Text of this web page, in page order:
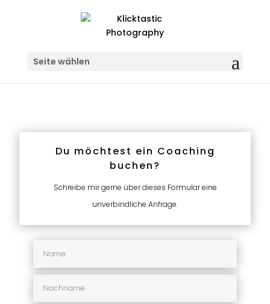
Seite wählen
Du möchtest ein Coaching
buchen?
Schreibe mir gerne über dieses Formular eine
unverbindliche Anfrage.